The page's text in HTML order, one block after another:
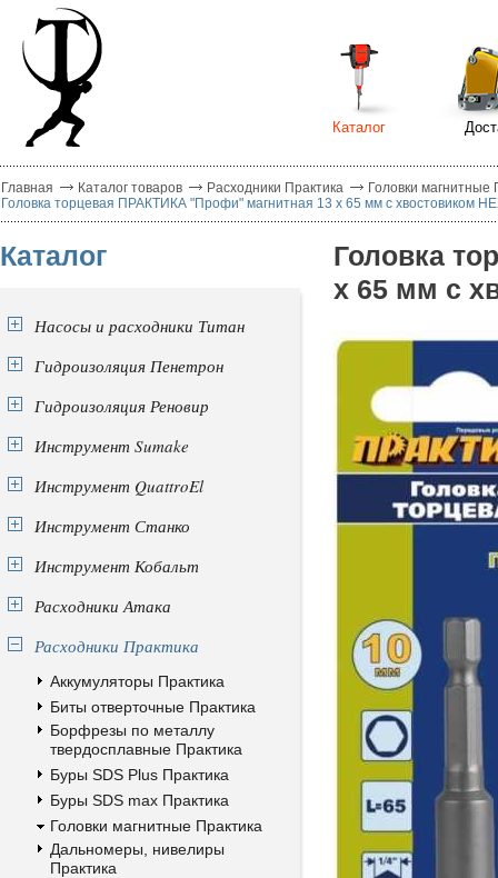
Каталог
Главная Каталог товаров Расходники Практика
Головки магнитные
Головка торцевая ПРАКТИКА "Профи" магнитная 13 х 65 мм с хвостовиком
Каталог
Насосы и расходники Титан
Гидроизоляция Пенетрон
Гидроизоляция Реновир
Инструмент Sumake
Инструмент QuattroEl
Инструмент Станко
Инструмент Кобальт
Расходники Атака
Расходники Практика
Аккумуляторы Практика
Биты отверточные Практика
Борфрезы по металлу
твердосплавные Практика
Буры SDS Plus Практика
Буры SDS max Практика
Головки магнитные Практика
Дальномеры, нивелиры
Практика
Головка
х 65 мм с